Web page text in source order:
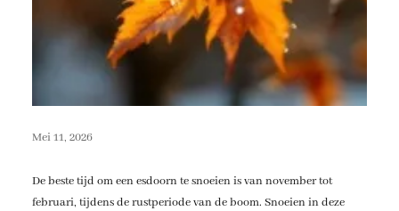
Mei 11, 2026
De beste tijd om een esdoorn te snoeien is van november tot
februari, tijdens de rustperiode van de boom. Snoeien in deze